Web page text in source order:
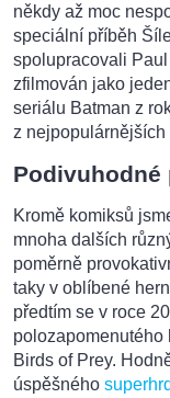
někdy až moc
speciální příběh
spolupracovali
zfilmován jako
seriálu Batman z
z
Podivuhodné
Kromě komiksů
mnoha dalších
poměrně
taky v oblíbené
předtím se v roce
polozapomenutého
Birds of Prey.
úspěšného